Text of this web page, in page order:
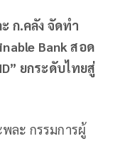
ก.คลัง จัดทำ
Bank สอด
ยกระดับไทยสู่
ละ กรรมการผู้